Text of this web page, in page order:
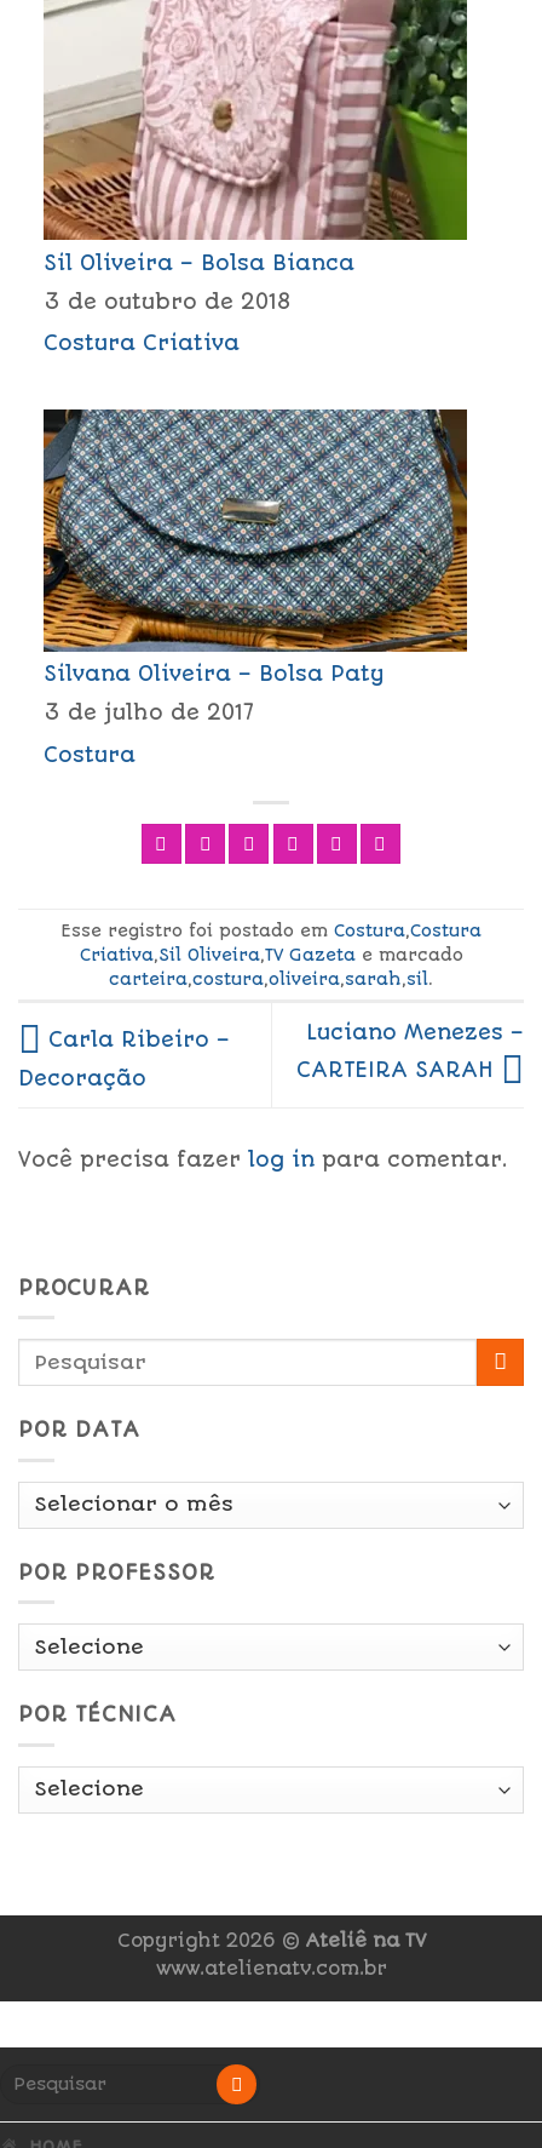
Sil Oliveira – Bolsa Bianca
3 de outubro de 2018
Costura Criativa
Silvana Oliveira – Bolsa Paty
3 de julho de 2017
Costura
Esse registro foi postado em Costura,Costura
Criativa,Sil Oliveira,TV Gazetae marcado
carteira,costura,oliveira,sarah,sil.
Carla Ribeiro –
Decoração
Luciano Menezes –
CARTEIRA SARAH
Você precisa fazer log in para comentar.
PROCURAR
POR DATA
Por
POR PROFESSOR
POR TÉCNICA
Copyright 2026 © Ateliê na TV
www.atelienatv.com.br